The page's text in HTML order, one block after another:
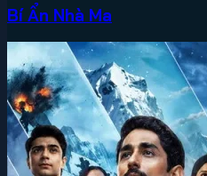
Bí Ẩn Nhà Ma